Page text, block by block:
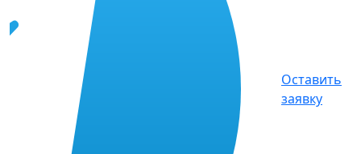
Оставить
заявку